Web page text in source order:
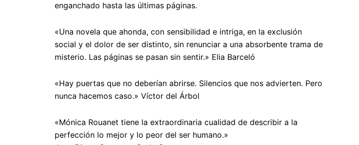
enganchado hasta las últimas páginas.
«Una novela que ahonda, con sensibilidad e intriga, en la exclusión
social y el dolor de ser distinto, sin renunciar a una absorbente trama de
misterio. Las páginas se pasan sin sentir.» Elia Barceló
«Hay puertas que no deberían abrirse. Silencios que nos advierten. Pero
nunca hacemos caso.» Víctor del Árbol
«Mónica Rouanet tiene la extraordinaria cualidad de describir a la
perfección lo mejor y lo peor del ser humano.»